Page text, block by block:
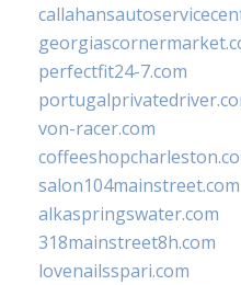
perfectfit24-7.com
von-racer.com
salon104mainstreet.com
alkaspringswater.com
318mainstreet8h.com
lovenailsspari.com